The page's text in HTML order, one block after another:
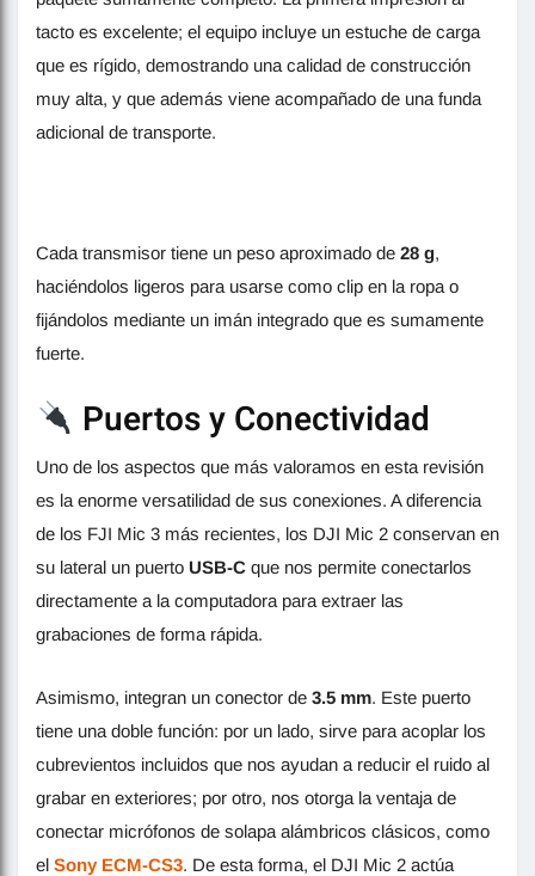
tacto es excelente; el equipo incluye un estuche de carga
que es rígido, demostrando una calidad de construcción
muy alta, y que además viene acompañado de una funda
adicional de transporte.
Cada transmisor tiene un peso aproximado de 28 g,
haciéndolos ligeros para usarse como clip en la ropa o
fijándolos mediante un imán integrado que es sumamente
fuerte.
Puertos y Conectividad
Uno de los aspectos que más valoramos en esta revisión
es la enorme versatilidad de sus conexiones. A diferencia
de los FJI Mic 3 más recientes, los DJI Mic 2 conservan en
su lateral un puerto USB-C que nos permite conectarlos
directamente a la computadora para extraer las
grabaciones de forma rápida.
Asimismo, integran un conector de 3.5 mm. Este puerto
tiene una doble función: por un lado, sirve para acoplar los
cubrevientos incluidos que nos ayudan a reducir el ruido al
grabar en exteriores; por otro, nos otorga la ventaja de
conectar micrófonos de solapa alámbricos clásicos, como
el Sony ECM-CS3. De esta forma, el DJI Mic 2 actúa